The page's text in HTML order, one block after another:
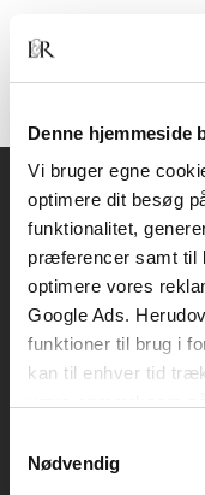
Denne hjemmeside
Vi bruger egne
optimere dit besøg
funktionalitet,
præferencer samt til
optimere vores
Google Ads.
funktioner til brug i
kan til enhver tid
tilbagetrækker et
Nødvendig
Akademisk Forlag
Vognmagergade 11
1120 København K
CVR 76351910
Kontakt